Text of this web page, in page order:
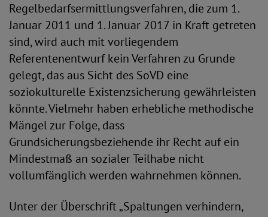
Regelbedarfsermittlungsverfahren, die zum 1.
Januar 2011 und 1. Januar 2017 in Kraft getreten
sind, wird auch mit vorliegendem
Referentenentwurf kein Verfahren zu Grunde
gelegt, das aus Sicht des SoVD eine
soziokulturelle Existenzsicherung gewährleisten
könnte. Vielmehr haben erhebliche methodische
Mängel zur Folge, dass
Grundsicherungsbeziehende ihr Recht auf ein
Mindestmaß an sozialer Teilhabe nicht
vollumfänglich werden wahrnehmen können.
Unter der Überschrift „Spaltungen verhindern,